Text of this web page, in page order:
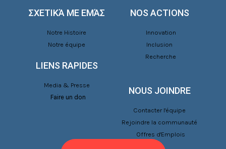
ΣΧΕΤΙΚΆ ΜΕ ΕΜΆΣ
Notre Histoire
Notre équipe
NOS ACTIONS
Innovation
Inclusion
Recherche
LIENS RAPIDES
Media & Presse
Faire un don
NOUS JOINDRE
Contacter l'équipe
Rejoindre la communauté
Offres d'Emplois